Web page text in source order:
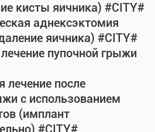
кисты яичника) #CITY#
аднексэктомия
яичника) #CITY#
пупочной грыжи
лечение после
с использованием
(имплант
#CITY#